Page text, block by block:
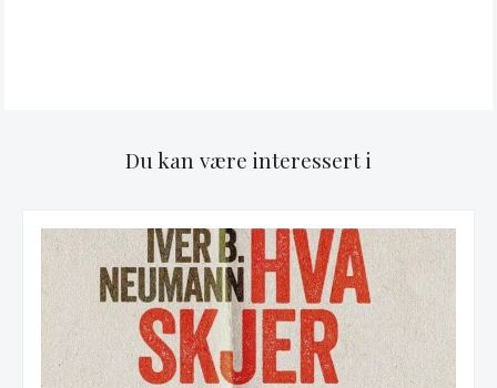
Du kan være interessert i